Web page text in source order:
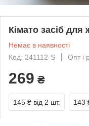
Кімато засіб для
Немає в наявності
Код: 241112-S
Опт і
269 ₴
145 ₴ від 2 шт. 143